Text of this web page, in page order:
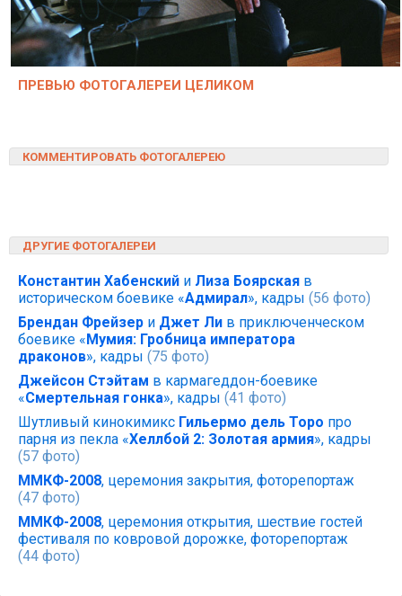
ПРЕВЬЮ ФОТОГАЛЕРЕИ ЦЕЛИКОМ
КОММЕНТИРОВАТЬ ФОТОГАЛЕРЕЮ
ДРУГИЕ ФОТОГАЛЕРЕИ
Константин Хабенский и Лиза Боярская в
историческом боевике «Адмирал», кадры (56 фото)
Брендан Фрейзер и Джет Ли в приключенческом
боевике «Мумия: Гробница императора
драконов», кадры (75 фото)
Джейсон Стэйтам в кармагеддон-боевике
«Смертельная гонка», кадры (41 фото)
Шутливый кинокимикс Гильермо дель Торо про
парня из пекла «Хеллбой 2: Золотая армия», кадры
(57 фото)
ММКФ-2008, церемония закрытия, фоторепортаж
(47 фото)
ММКФ-2008, церемония открытия, шествие гостей
фестиваля по ковровой дорожке, фоторепортаж
(44 фото)